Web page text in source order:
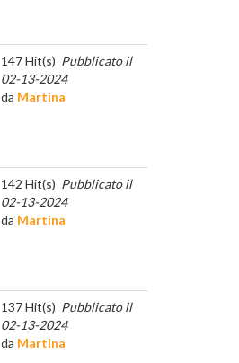
147 Hit(s) Pubblicato il
02-13-2024
da Martina
142 Hit(s) Pubblicato il
02-13-2024
da Martina
137 Hit(s) Pubblicato il
02-13-2024
da Martina